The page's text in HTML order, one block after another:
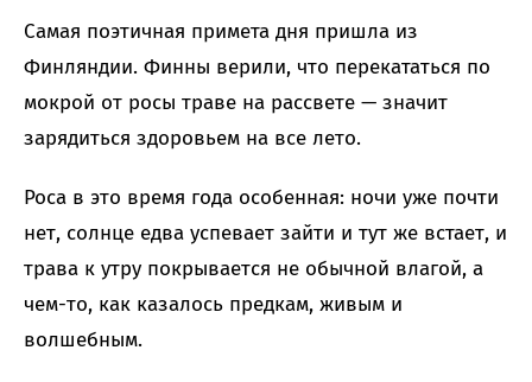
Самая поэтичная примета дня пришла из
Финляндии. Финны верили, что перекататься по
мокрой от росы траве на рассвете — значит
зарядиться здоровьем на все лето.
Роса в это время года особенная: ночи уже почти
нет, солнце едва успевает зайти и тут же встает, и
трава к утру покрывается не обычной влагой, а
чем-то, как казалось предкам, живым и
волшебным.